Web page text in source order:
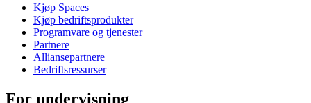
Kjøp Spaces
Kjøp bedriftsprodukter
Programvare og tjenester
Partnere
Alliansepartnere
Bedriftsressurser
For undervisning